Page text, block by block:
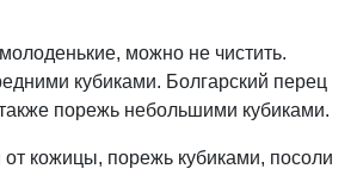
можно не чистить.
кубиками. Болгарский перец
порежь небольшими кубиками.
кожицы, порежь кубиками, посоли